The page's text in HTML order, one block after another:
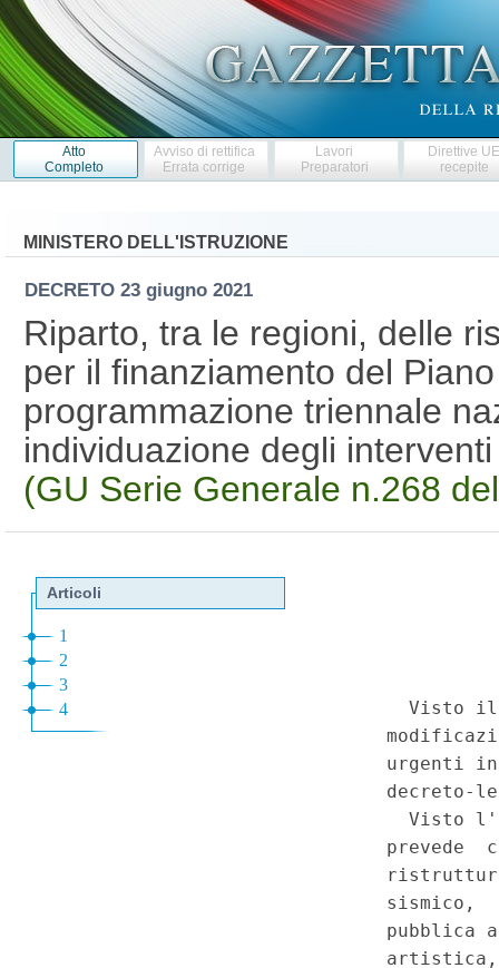
Atto
Completo
Avviso di rettifica
Errata corrige
Lavori
Preparatori
Direttive
recepite
MINISTERO DELL'ISTRUZIONE
DECRETO 23 giugno 2021
Riparto, tra le regioni, delle
per il finanziamento del
programmazione triennale
individuazione degli
(GU Serie Generale n.268